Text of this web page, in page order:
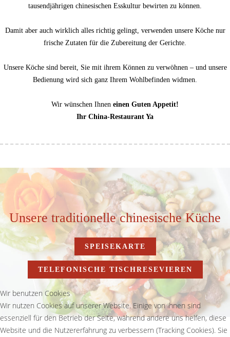
tausendjährigen chinesischen Esskultur bewirten zu können.
Damit aber auch wirklich alles richtig gelingt, verwenden unsere Köche nur
frische Zutaten für die Zubereitung der Gerichte.
Unsere Köche sind bereit, Sie mit ihrem Können zu verwöhnen – und unsere
Bedienung wird sich ganz Ihrem Wohlbefinden widmen.
Wir wünschen Ihnen einen Guten Appetit!
Ihr China-Restaurant Ya
Unsere traditionelle chinesische Küche
SPEISEKARTE
TELEFONISCHE TISCHRESEVIEREN
Wir benutzen Cookies
Wir nutzen Cookies auf unserer Website. Einige von ihnen sind
essenziell für den Betrieb der Seite, während andere uns helfen, diese
Website und die Nutzererfahrung zu verbessern (Tracking Cookies). Sie